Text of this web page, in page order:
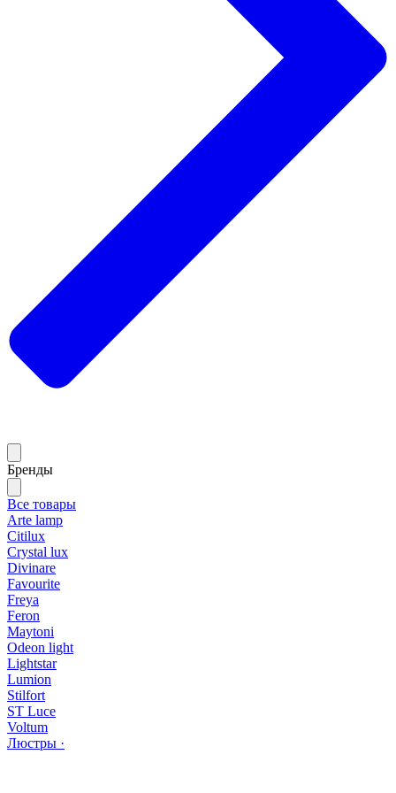
Бренды
Все товары
Arte lamp
Citilux
Crystal lux
Divinare
Favourite
Freya
Feron
Maytoni
Odeon light
Lightstar
Lumion
Stilfort
ST Luce
Voltum
Люстры ·